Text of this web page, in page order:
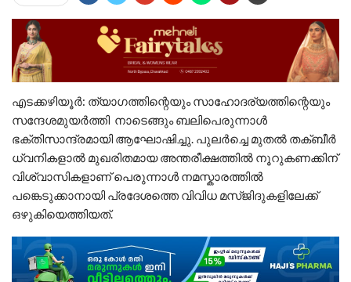
എടക്കഴിയൂർ: ത്യാഗത്തിന്റെയും സാഹോദര്യത്തിന്റെയും
സന്ദേശമുയർത്തി നാടെങ്ങും ബലിപെരുന്നാൾ
ഭക്തിസാന്ദ്രമായി ആഘോഷിച്ചു. പുലർച്ചെ മുതൽ തക്ബീർ
ധ്വനികളാൽ മുഖരിതമായ അന്തരീക്ഷത്തിൽ നൂറുകണക്കിന്
വിശ്വാസികളാണ് പെരുന്നാൾ നമസ്കാരത്തിൽ
പങ്കെടുക്കാനായി പ്രദേശത്തെ വിവിധ മസ്ജിദുകളിലേക്ക്
ഒഴുകിയെത്തിയത്.